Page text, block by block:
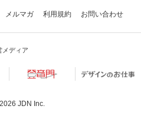
メルマガ 利用規約 お問い合わせ
メディア
JDN Inc.